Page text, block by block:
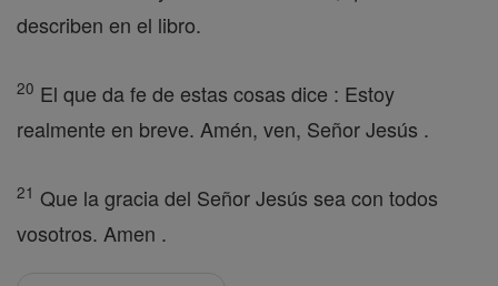
describen en el libro.
20 El que da fe de estas cosas dice : Estoy
realmente en breve. Amén, ven, Señor Jesús .
21 Que la gracia del Señor Jesús sea con todos
vosotros. Amen .